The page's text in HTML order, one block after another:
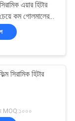
40
এয়ার হিটার
কম গোলমালের
জন্য ডিজাইন করা
সিরামিক হিটার
MOQ:১০০০